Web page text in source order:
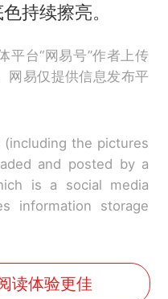
持续擦亮。
平台“网易号”作者上传
网易仅提供信息发布平
the pictures
and posted by a
is a social media
information storage
读体验更佳